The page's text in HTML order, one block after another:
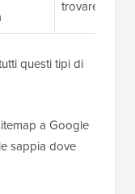
trovare i
questi tipi di
a Google
sappia dove